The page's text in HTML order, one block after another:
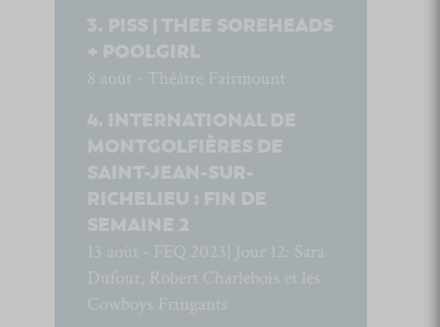
PISS | THEE SOREHEADS
+ POOLGIRL
8 août - Théâtre Fairmount
INTERNATIONAL DE
MONTGOLFIÈRES DE
SAINT-JEAN-SUR-
RICHELIEU : FIN DE
SEMAINE 2
13 août - FEQ 2023| Jour 12: Sara
Dufour, Robert Charlebois et les
Cowboys Fringants